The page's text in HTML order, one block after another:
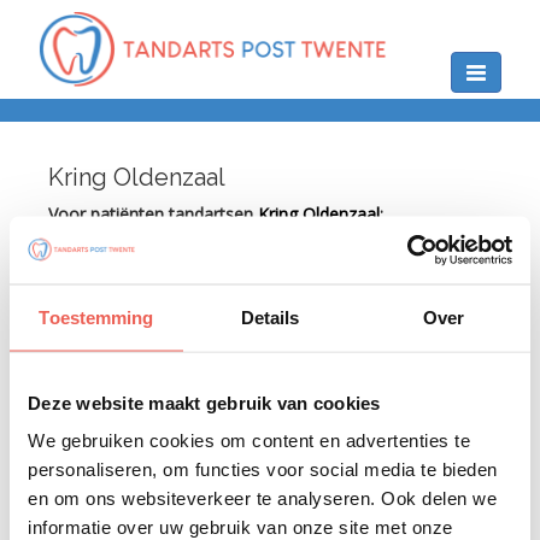
Toestemming Details Over
Deze website maakt gebruik van cookies
We gebruiken cookies om content en advertenties te
personaliseren, om functies voor social media te bieden
en om ons websiteverkeer te analyseren. Ook delen we
informatie over uw gebruik van onze site met onze
Toggle
navigation
Kring Oldenzaal
Voor patiënten tandartsen Kring Oldenzaal:
Tijdens de reguliere praktijktijden belt u in eerste
dan belt u het nooddienstnummer
(€ 1,50 per
gesprek).
vervolgens een afspraak gemaakt tijdens de
openingstijden van de Tandarts Post Twente. U
ontvangt per e-mail een afspraakbevestiging, u dient dan
een aanmeldformulier in te vullen. Betreft het een acute
spoedbehandeling en is uw eigen tandarts niet aanwezig
dan wordt u via het nooddienstnummer doorverwezen